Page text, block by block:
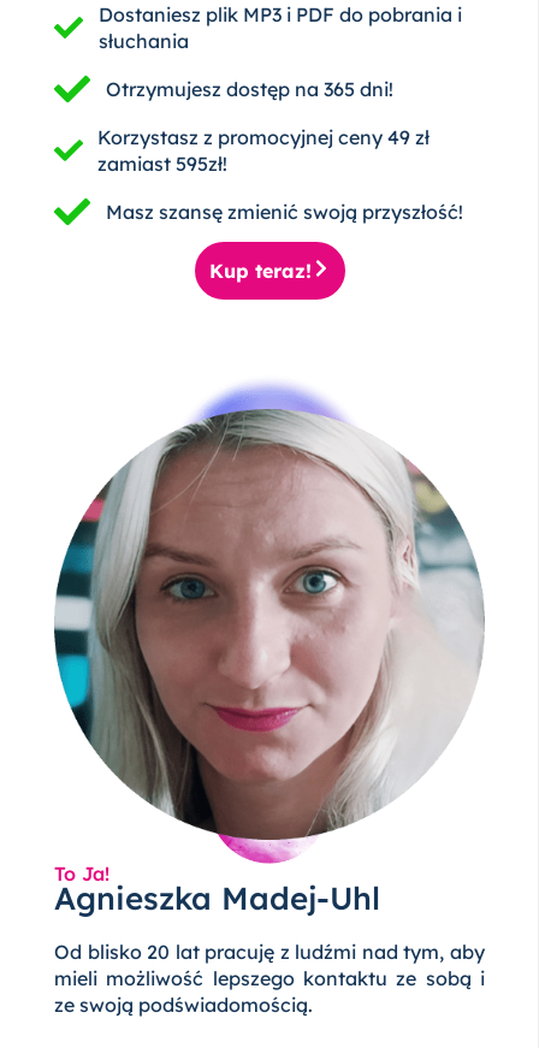
Dostaniesz plik MP3 i PDF do pobrania i
słuchania
Otrzymujesz dostęp na 365 dni!
Korzystasz z promocyjnej ceny 49 zł
zamiast 595zł!
Masz szansę zmienić swoją przyszłość!
Kup teraz!
To Ja!
Agnieszka Madej-Uhl
Od blisko 20 lat pracuję z ludźmi nad tym, aby
mieli możliwość lepszego kontaktu ze sobą i
ze swoją podświadomością.